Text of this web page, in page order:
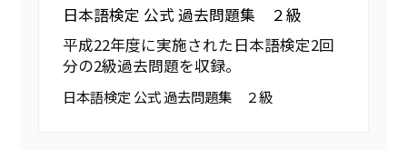
日本語検定 公式 過去問題集 ２級
平成22年度に実施された日本語検定2回
分の2級過去問題を収録。
日本語検定 公式 過去問題集 ２級